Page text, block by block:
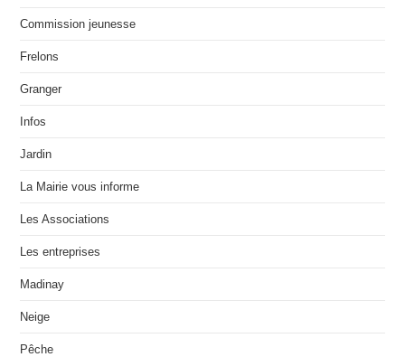
Commission jeunesse
Frelons
Granger
Infos
Jardin
La Mairie vous informe
Les Associations
Les entreprises
Madinay
Neige
Pêche